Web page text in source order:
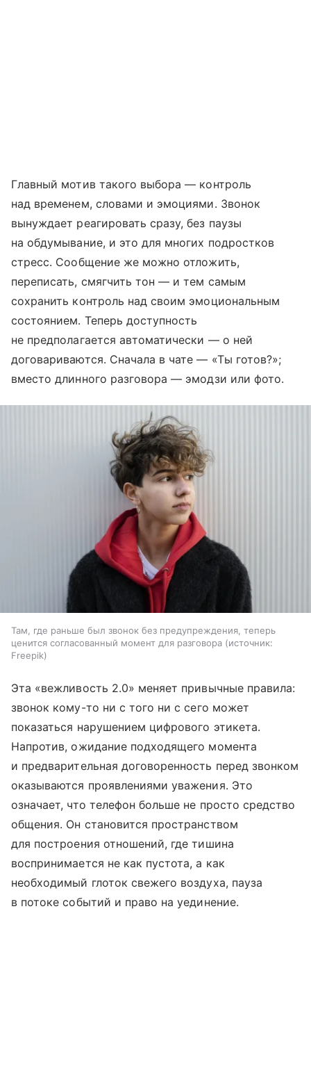
Главный мотив такого выбора — контроль
над временем, словами и эмоциями. Звонок
вынуждает реагировать сразу, без паузы
на обдумывание, и это для многих подростков
стресс. Сообщение же можно отложить,
переписать, смягчить тон — и тем самым
сохранить контроль над своим эмоциональным
состоянием. Теперь доступность
не предполагается автоматически — о ней
договариваются. Сначала в чате — «Ты готов?»;
вместо длинного разговора — эмодзи или фото.
Там, где раньше был звонок без предупреждения, теперь
ценится согласованный момент для разговора
источник:
Freepik
Эта «вежливость 2.0» меняет привычные правила:
звонок кому-то ни с того ни с сего может
показаться нарушением цифрового этикета.
Напротив, ожидание подходящего момента
и предварительная договоренность перед звонком
оказываются проявлениями уважения. Это
означает, что телефон больше не просто средство
общения. Он становится пространством
для построения отношений, где тишина
воспринимается не как пустота, а как
необходимый глоток свежего воздуха, пауза
в потоке событий и право на уединение.